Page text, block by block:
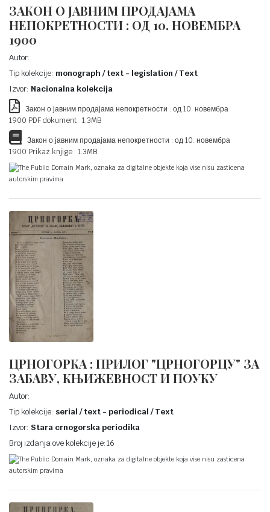
ЗАКОН О ЈАВНИМ ПРОДАЈАМА
НЕПОКРЕТНОСТИ : ОД 10. НОВЕМБРА
1900
Autor:
Tip kolekcije: monograph / text - legislation / Text
Izvor: Nacionalna kolekcija
Закон о јавним продајама непокретности : од 10. новембра
1900 PDF dokument 1.3MB
Закон о јавним продајама непокретности : од 10. новембра
1900 Prikaz knjige 1.3MB
The Public Domain Mark, oznaka za digitalne objekte koja vise nisu zasticena
autorskim pravima
ЦРНОГОРКА : ПРИЛОГ "ЦРНОГОРЦУ" ЗА
ЗАБАВУ, КЊИЖЕВНОСТ И ПОУКУ
Autor:
Tip kolekcije: serial / text - periodical / Text
Izvor: Stara crnogorska periodika
Broj izdanja ove kolekcije je:16
The Public Domain Mark, oznaka za digitalne objekte koja vise nisu zasticena
autorskim pravima